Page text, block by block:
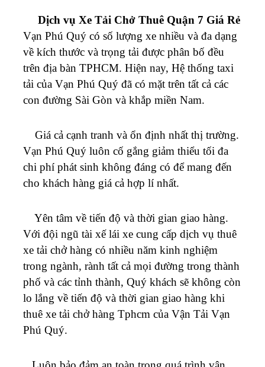
Dịch vụ Xe Tải Chở Thuê Quận 7 Giá Rẻ
Vạn Phú Quý có số lượng xe nhiều và đa dạng
về kích thước và trọng tải được phân bố đều
trên địa bàn TPHCM. Hiện nay, Hệ thống taxi
tải của Vạn Phú Quý đã có mặt trên tất cả các
con đường Sài Gòn và khắp miền Nam.
Giá cả cạnh tranh và ổn định nhất thị trường.
Vạn Phú Quý luôn cố gắng giảm thiểu tối đa
chi phí phát sinh không đáng có để mang đến
cho khách hàng giá cả hợp lí nhất.
Yên tâm về tiến độ và thời gian giao hàng.
Với đội ngũ tài xế lái xe cung cấp dịch vụ thuê
xe tải chở hàng có nhiều năm kinh nghiệm
trong ngành, rành tất cả mọi đường trong thành
phố và các tỉnh thành, Quý khách sẽ không còn
lo lắng về tiến độ và thời gian giao hàng khi
thuê xe tải chở hàng Tphcm của Vận Tải Vạn
Phú Quý.